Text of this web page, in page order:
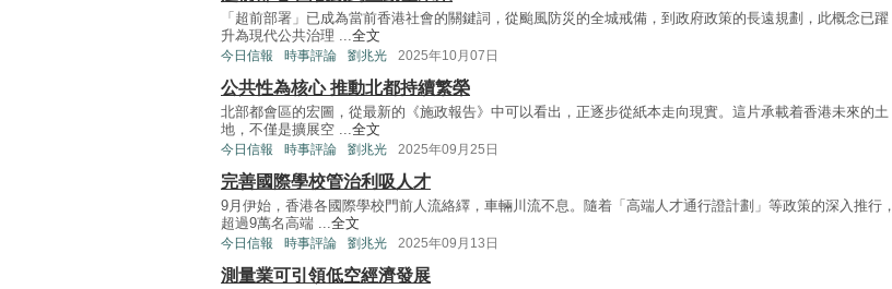
「超前部署」已成為當前香港社會的關鍵詞，從颱風防災的全城戒備，到政府政策的長遠規劃，此概念已躍
升為現代公共治理 ...全文
今日信報 時事評論 劉兆光 2025年10月07日
公共性為核心 推動北都持續繁榮
北部都會區的宏圖，從最新的《施政報告》中可以看出，正逐步從紙本走向現實。這片承載着香港未來的土
地，不僅是擴展空 ...全文
今日信報 時事評論 劉兆光 2025年09月25日
完善國際學校管治利吸人才
9月伊始，香港各國際學校門前人流絡繹，車輛川流不息。隨着「高端人才通行證計劃」等政策的深入推行，
超過9萬名高端 ...全文
今日信報 時事評論 劉兆光 2025年09月13日
測量業可引領低空經濟發展